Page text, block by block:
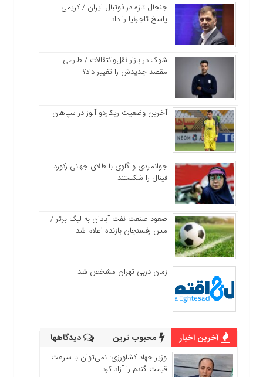
جنجال تازه در فوتبال ایران / کریمی
پاسخ تاجرنیا را داد
شوک در بازار نقل‌وانتقالات / طارمی
مقصد جدیدش را تغییر داد؟
آخرین وضعیت ریکاردو آلوز در سپاهان
جوانمردی و گلوی با طلای جهانی رکورد
فینال را شکستند
صعود صنعت نفت آبادان به لیگ برتر /
مس رفسنجان بازنده اعلام شد
زمان دربی تهران مشخص شد
آخرین اخبار محبوب ترین دیدگاهها
وزیر جهاد کشاورزی: نمی‌توان با سرعت
قیمت گندم را آزاد کرد